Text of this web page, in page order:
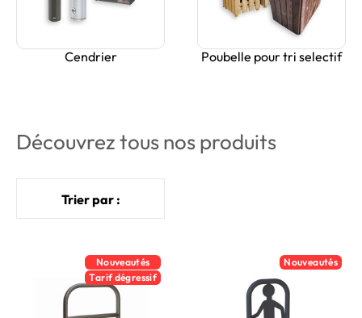
Cendrier Poubelle pour tri selectif
Découvrez tous nos produits
Trier par :
Nouveautés
Tarif dégressif
Nouveautés